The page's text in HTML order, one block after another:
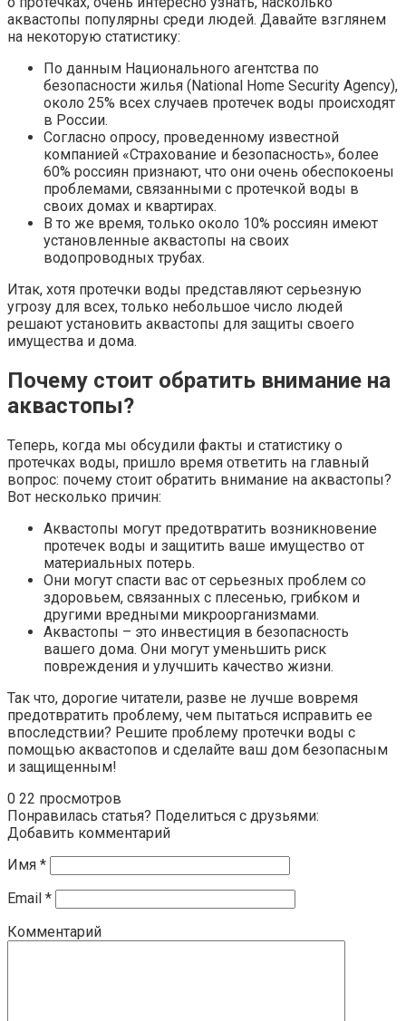
аквастопы популярны среди людей. Давайте взглянем
на некоторую статистику:
По данным Национального агентства по
безопасности жилья (National Home Security Agency),
около 25% всех случаев протечек воды происходят
в России.
Согласно опросу, проведенному известной
компанией «Страхование и безопасность», более
60% россиян признают, что они очень обеспокоены
проблемами, связанными с протечкой воды в
своих домах и квартирах.
В то же время, только около 10% россиян имеют
установленные аквастопы на своих
водопроводных трубах.
Итак, хотя протечки воды представляют серьезную
угрозу для всех, только небольшое число людей
решают установить аквастопы для защиты своего
имущества и дома.
Почему стоит обратить внимание на
аквастопы?
Теперь, когда мы обсудили факты и статистику о
протечках воды, пришло время ответить на главный
вопрос: почему стоит обратить внимание на аквастопы?
Вот несколько причин:
Аквастопы могут предотвратить возникновение
протечек воды и защитить ваше имущество от
материальных потерь.
Они могут спасти вас от серьезных проблем со
здоровьем, связанных с плесенью, грибком и
другими вредными микроорганизмами.
Аквастопы – это инвестиция в безопасность
вашего дома. Они могут уменьшить риск
повреждения и улучшить качество жизни.
Так что, дорогие читатели, разве не лучше вовремя
предотвратить проблему, чем пытаться исправить ее
впоследствии? Решите проблему протечки воды с
помощью аквастопов и сделайте ваш дом безопасным
и защищенным!
0 22 просмотров
Понравилась статья? Поделиться с друзьями:
Добавить комментарий
Имя *
Email *
Комментарий